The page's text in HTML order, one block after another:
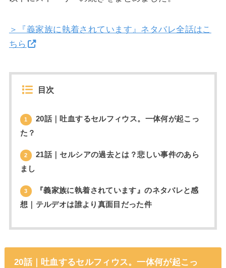
＞『義家族に執着されています』ネタバレ全話はこ
ちら
目次
1
20話｜吐血するセルフィウス。一体何が起こっ
た？
2
21話｜セルシアの過去とは？悲しい事件のあら
まし
3
『義家族に執着されています』のネタバレと感
想｜テルデオは誰より真面目だった件
20話｜吐血するセルフィウス。一体何が起こっ